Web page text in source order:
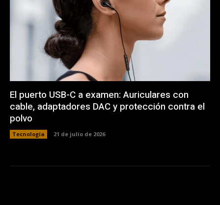
El puerto USB-C a examen: Auriculares con
cable, adaptadores DAC y protección contra el
polvo
Tecnología 21 de julio de 2026